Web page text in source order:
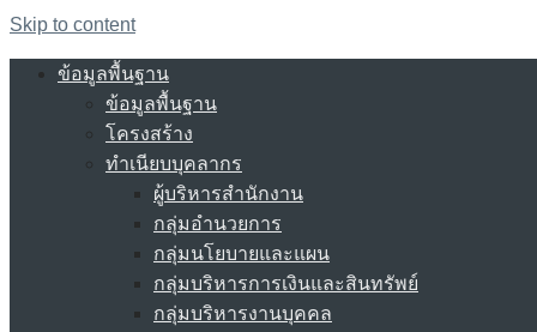
Skip to content
ข้อมูลพื้นฐาน
ข้อมูลพื้นฐาน
โครงสร้าง
ทำเนียบบุคลากร
ผู้บริหารสำนักงาน
กลุ่มอำนวยการ
กลุ่มนโยบายและแผน
กลุ่มบริหารการเงินและสินทรัพย์
กลุ่มบริหารงานบุคคล